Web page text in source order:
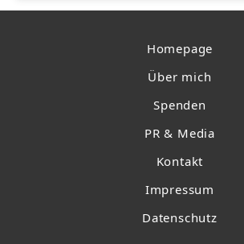
Homepage
Über mich
Spenden
PR & Media
Kontakt
Impressum
Datenschutz